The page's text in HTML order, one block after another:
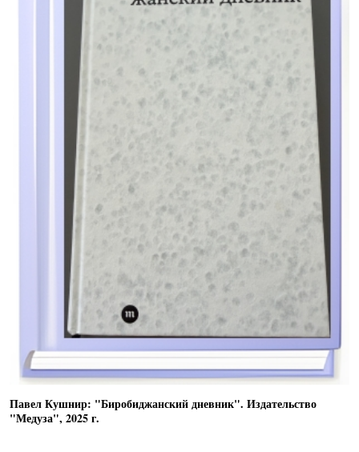
Павел Кушнир: "Биробиджанский дневник". Издательство
"Медуза", 2025 г.